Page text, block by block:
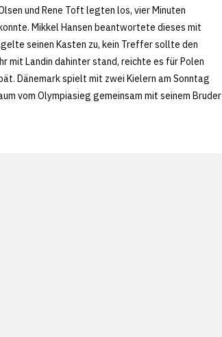
und Rene Toft legten los, vier Minuten
Mikkel Hansen beantwortete dieses mit
seinen Kasten zu, kein Treffer sollte den
mit Landin dahinter stand, reichte es für Polen
Dänemark spielt mit zwei Kielern am Sonntag
vom Olympiasieg gemeinsam mit seinem Bruder